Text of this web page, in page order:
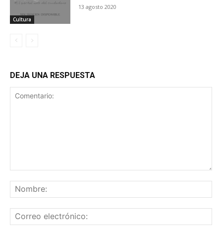
Cultura
13 agosto 2020
DEJA UNA RESPUESTA